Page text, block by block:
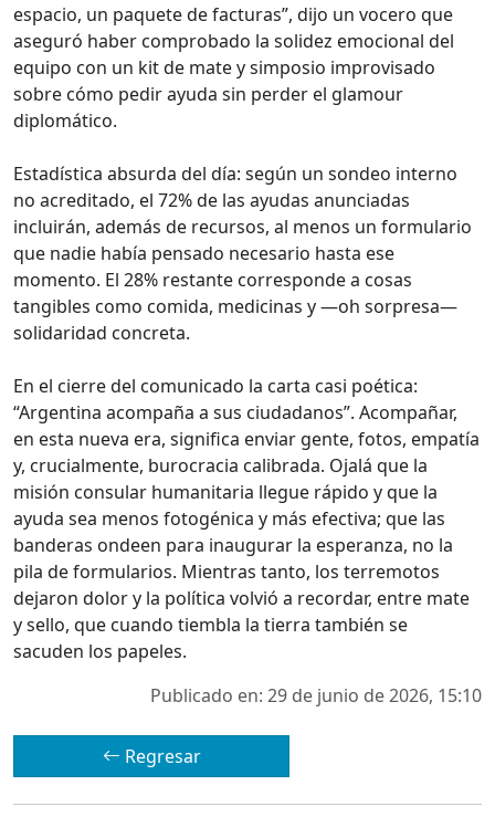
espacio, un paquete de facturas”, dijo un vocero que
aseguró haber comprobado la solidez emocional del
equipo con un kit de mate y simposio improvisado
sobre cómo pedir ayuda sin perder el glamour
diplomático.
Estadística absurda del día: según un sondeo interno
no acreditado, el 72% de las ayudas anunciadas
incluirán, además de recursos, al menos un formulario
que nadie había pensado necesario hasta ese
momento. El 28% restante corresponde a cosas
tangibles como comida, medicinas y —oh sorpresa—
solidaridad concreta.
En el cierre del comunicado la carta casi poética:
“Argentina acompaña a sus ciudadanos”. Acompañar,
en esta nueva era, significa enviar gente, fotos, empatía
y, crucialmente, burocracia calibrada. Ojalá que la
misión consular humanitaria llegue rápido y que la
ayuda sea menos fotogénica y más efectiva; que las
banderas ondeen para inaugurar la esperanza, no la
pila de formularios. Mientras tanto, los terremotos
dejaron dolor y la política volvió a recordar, entre mate
y sello, que cuando tiembla la tierra también se
sacuden los papeles.
Publicado en: 29 de junio de 2026, 15:10
Regresar